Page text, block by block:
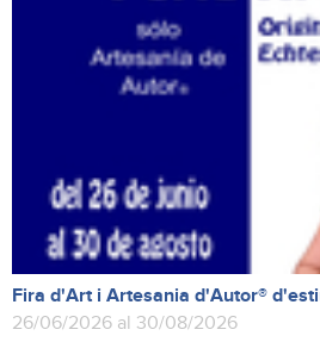
Fira d'Art i Artesania d'Autor®
26/06/2026 al 30/08/2026